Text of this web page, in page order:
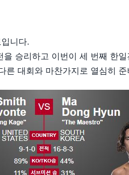
니다.
승리하고 이번이 세 번째 한
른 대회와 마찬가지로 열심히